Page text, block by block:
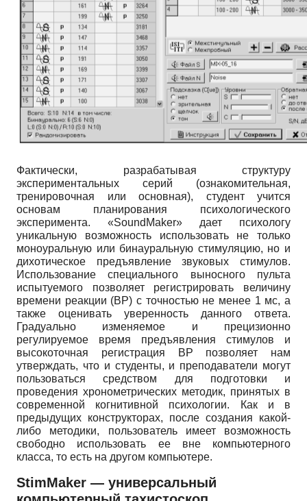
Фактически, разрабатывая структуру
экспериментальных серий (ознакомительная,
тренировочная или основная), студент учится
основам планирования психологического
эксперимента. «SoundMaker» дает психологу
уникальную возможность использовать не только
моноуральную или бинауральную стимуляцию, но и
дихотическое предъявление звуковых стимулов.
Использование специального выносного пульта
испытуемого позволяет регистрировать величину
времени реакции (ВР) с точностью не менее 1 мс, а
также оценивать уверенность данного ответа.
Градуально изменяемое и прецизионно
регулируемое время предъявления стимулов и
высокоточная регистрация ВР позволяет нам
утверждать, что и студенты, и преподаватели могут
пользоваться средством для подготовки и
проведения хронометрических методик, принятых в
современной когнитивной психологии. Как и в
предыдущих конструкторах, после создания какой-
либо методики, пользователь имеет возможность
свободно использовать ее вне компьютерного
класса, то есть на другом компьютере.
StimMaker — универсальный